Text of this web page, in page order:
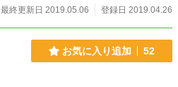
最終更新日 2019.05.06
登録日 2019.04.26
お気に入り追加 52